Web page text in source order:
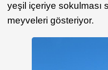
yeşil içeriye sokulması
meyveleri gösteriyor.